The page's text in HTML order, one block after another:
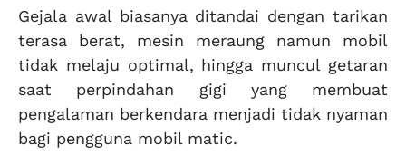
Gejala awal biasanya ditandai dengan tarikan
terasa berat, mesin meraung namun mobil
tidak melaju optimal, hingga muncul getaran
saat perpindahan gigi yang membuat
pengalaman berkendara menjadi tidak nyaman
bagi pengguna mobil matic.